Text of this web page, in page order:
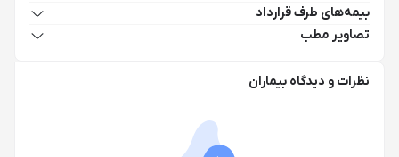
بیمه‌های طرف قرارداد
تصاویر مطب
نظرات و دیدگاه بیماران